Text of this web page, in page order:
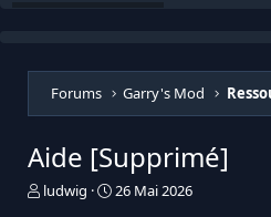
Forums Garry's Mod
Aide [Supprimé]
Iludwig
D
26 Mai 2026